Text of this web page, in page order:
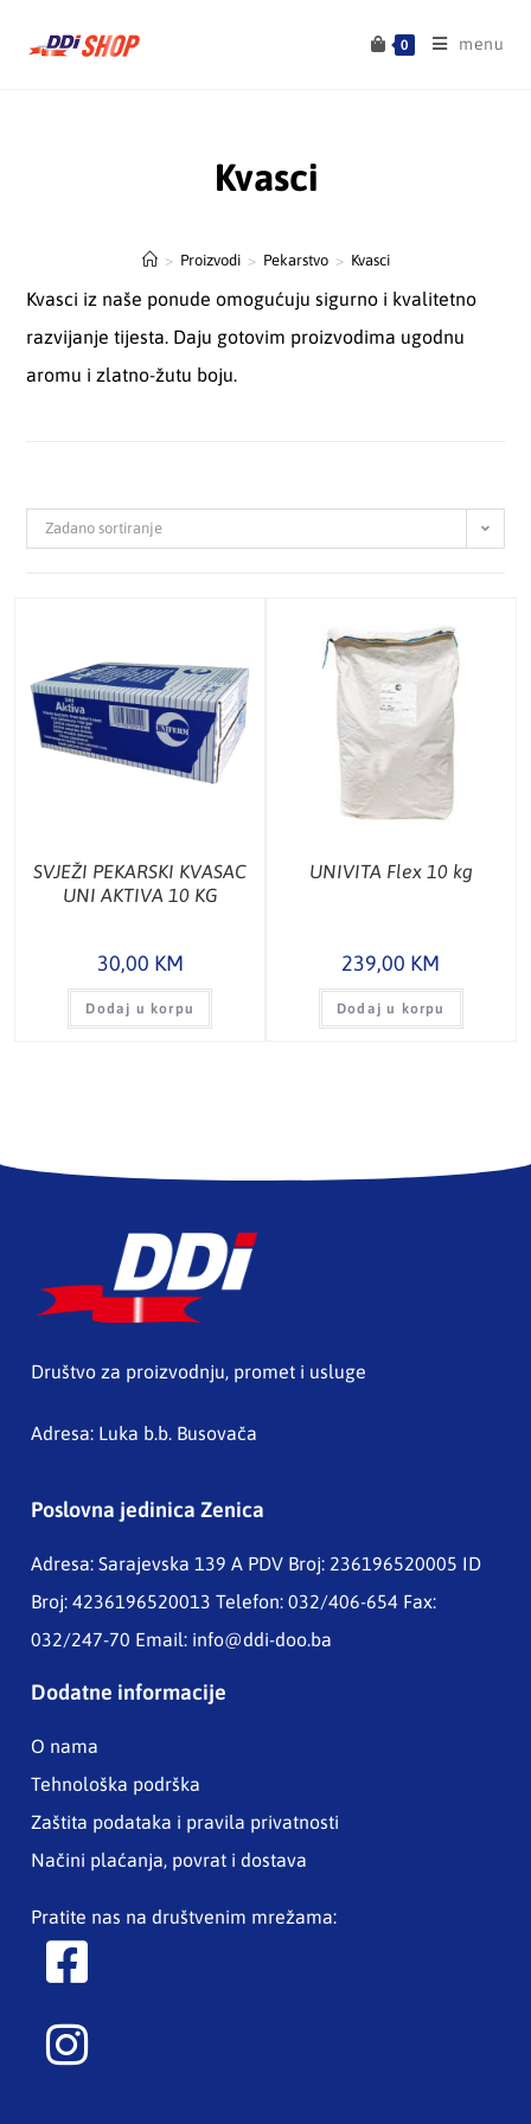
0 menu
Kvasci
> Proizvodi > Pekarstvo > Kvasci
Kvasci iz naše ponude omogućuju sigurno i kvalitetno
razvijanje tijesta. Daju gotovim proizvodima ugodnu
aromu i zlatno-žutu boju.
Zadano sortiranje
SVJEŽI PEKARSKI KVASAC
UNI AKTIVA 10 KG
30,00 KM
Dodaj u korpu
UNIVITA Flex 10 kg
239,00 KM
Dodaj u korpu
Društvo za proizvodnju, promet i usluge
Adresa: Luka b.b. Busovača
Poslovna jedinica Zenica
Adresa: Sarajevska 139 A PDV Broj: 236196520005 ID
Broj: 4236196520013 Telefon: 032/406-654 Fax:
032/247-70 Email: info@ddi-doo.ba
Dodatne informacije
O nama
Tehnološka podrška
Zaštita podataka i pravila privatnosti
Načini plaćanja, povrat i dostava
Pratite nas na društvenim mrežama: